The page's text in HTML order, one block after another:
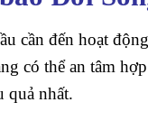
cần đến hoạt
có thể an tâm
quả nhất.